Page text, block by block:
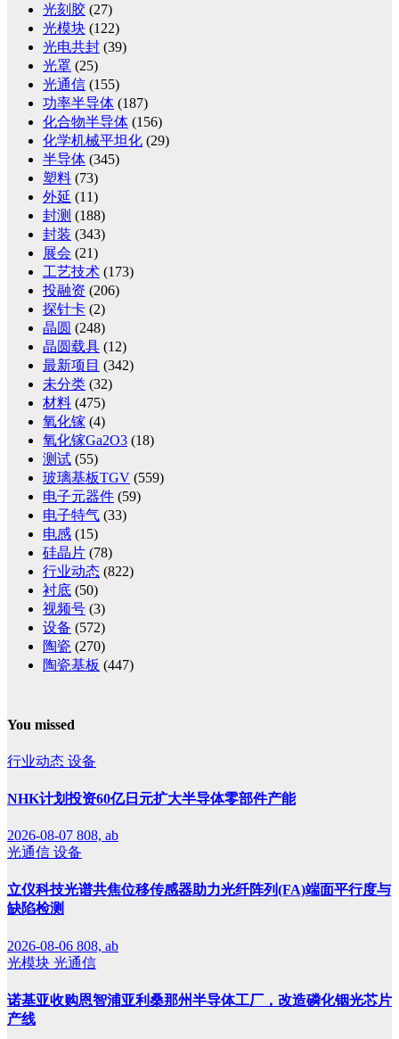
光刻胶 (27)
光模块 (122)
光电共封 (39)
光罩 (25)
光通信 (155)
功率半导体 (187)
化合物半导体 (156)
化学机械平坦化 (29)
半导体 (345)
塑料 (73)
外延 (11)
封测 (188)
封装 (343)
展会 (21)
工艺技术 (173)
投融资 (206)
探针卡 (2)
晶圆 (248)
晶圆载具 (12)
最新项目 (342)
未分类 (32)
材料 (475)
氧化镓 (4)
氧化镓Ga2O3 (18)
测试 (55)
玻璃基板TGV (559)
电子元器件 (59)
电子特气 (33)
电感 (15)
硅晶片 (78)
行业动态 (822)
衬底 (50)
视频号 (3)
设备 (572)
陶瓷 (270)
陶瓷基板 (447)
You missed
行业动态 设备
NHK计划投资60亿日元扩大半导体零部件产能
2026-08-07 808, ab
光通信 设备
立仪科技光谱共焦位移传感器助力光纤阵列(FA)端面平行度与
缺陷检测
2026-08-06 808, ab
光模块 光通信
诺基亚收购恩智浦亚利桑那州半导体工厂，改造磷化铟光芯片
产线